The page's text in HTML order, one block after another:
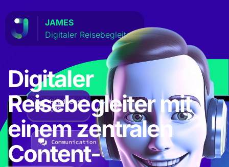
JAMES
Digitaler Reisebegleiter
Digitaler
Reisebegleiter mit
einem zentralen
Content-